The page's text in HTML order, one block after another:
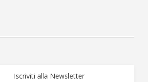
Iscriviti alla Newsletter